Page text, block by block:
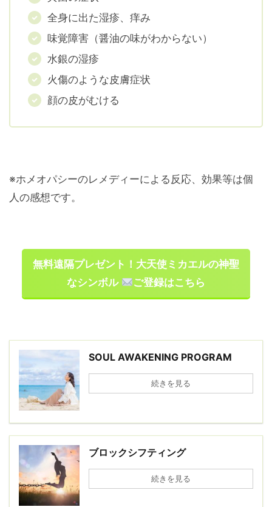
全身に出た湿疹、痒み
味覚障害（醤油の味がわからない）
水銀の湿疹
火傷のような皮膚症状
顔の皮がむける
※ホメオパシーのレメディーによる反応、効果等は個
人の感想です。
無料遠隔プレゼント！大天使ミカエルの神聖
なシンボル
ご登録はこちら
SOUL AWAKENING PROGRAM
続きを見る
ブロックシフティング
続きを見る